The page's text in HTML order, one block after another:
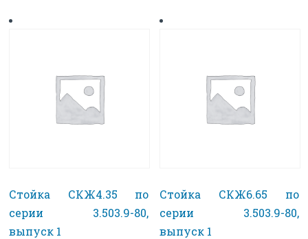
Стойка СКЖ4.35 по
серии 3.503.9-80,
выпуск 1
Стойка СКЖ6.65 по
серии 3.503.9-80,
выпуск 1